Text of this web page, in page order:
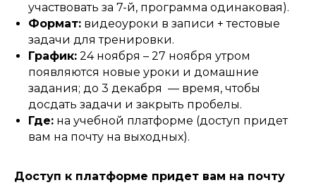
участвовать за 7-й, программа одинаковая).
Формат: видеоуроки в записи + тестовые
задачи для тренировки.
График: 24 ноября – 27 ноября утром
появляются новые уроки и домашние
задания; до 3 декабря — время, чтобы
досдать задачи и закрыть пробелы.
Где: на учебной платформе (доступ придет
вам на почту на выходных).
Доступ к платформе придет вам на почту